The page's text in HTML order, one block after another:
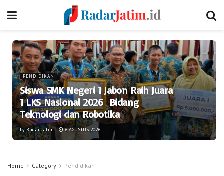
PENDIDIKAN
Siswa SMK Negeri 1 Jabon Raih Juara
1 LKS Nasional 2026 Bidang
Teknologi dan Robotika
by Radar Jatim 6 AGUSTUS 2026
Home Category Pendidikan